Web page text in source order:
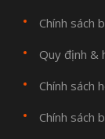
Chính sách
Quy định &
Chính sách
Chính sách